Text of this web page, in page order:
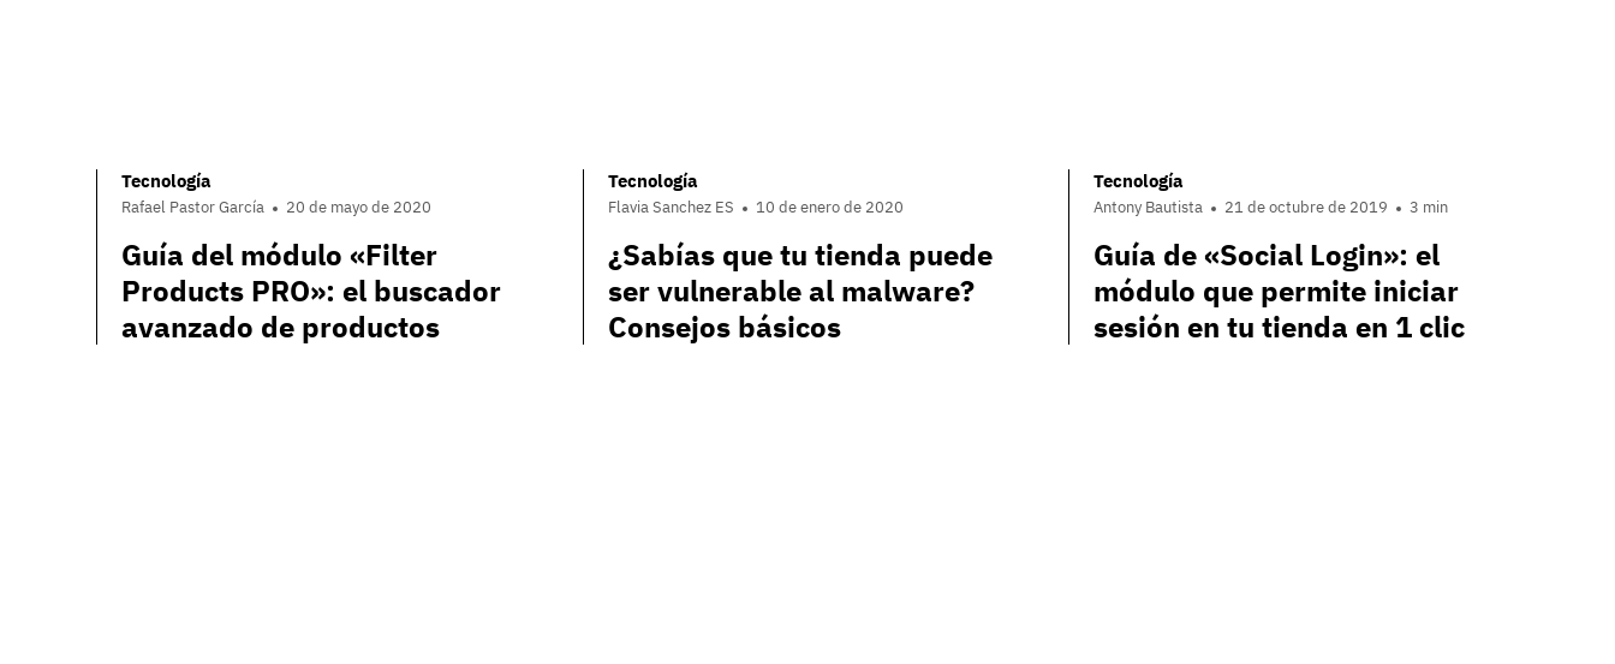
Tecnología
Rafael Pastor García 20 de mayo de 2020
Guía del módulo «Filter
Products PRO»: el buscador
avanzado de productos
Tecnología
Flavia Sanchez ES 10 de enero de 2020
¿Sabías que tu tienda puede
ser vulnerable al malware?
Consejos básicos
Tecnología
Antony Bautista 21 de octubre de 2019 3 min
Guía de «Social Login»: el
módulo que permite iniciar
sesión en tu tienda en 1 clic